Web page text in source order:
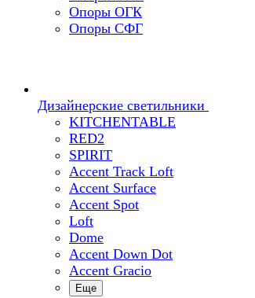
Опоры ОГК
Опоры СФГ
Дизайнерские светильники
KITCHENTABLE
RED2
SPIRIT
Accent Track Loft
Accent Surface
Accent Spot
Loft
Dome
Accent Down Dot
Accent Gracio
Еще